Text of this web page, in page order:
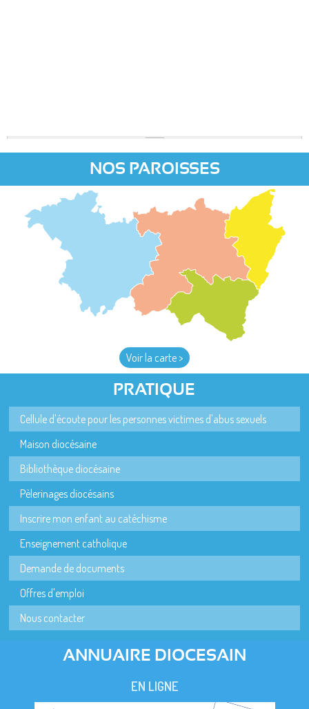
NOS PAROISSES
Voir la carte >
PRATIQUE
Cellule d'écoute pour les personnes victimes d'abus sexuels
Maison diocésaine
Bibliothèque diocésaine
Pèlerinages diocésains
Inscrire mon enfant au catéchisme
Enseignement catholique
Demande de documents
Offres d'emploi
Nous contacter
ANNUAIRE DIOCESAIN
EN LIGNE